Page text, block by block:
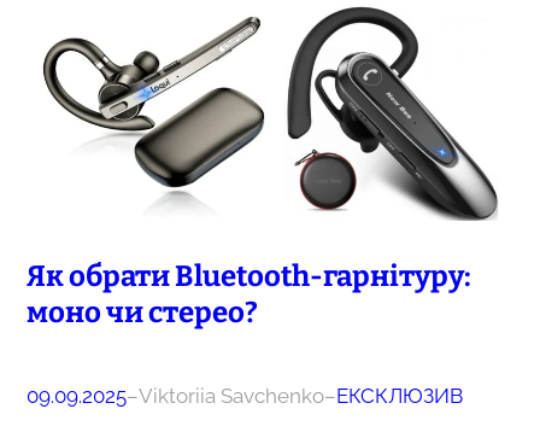
Як обрати Bluetooth-гарнітуру:
моно чи стерео?
09.09.2025–Viktoriia Savchenko–ЕКСКЛЮЗИВ